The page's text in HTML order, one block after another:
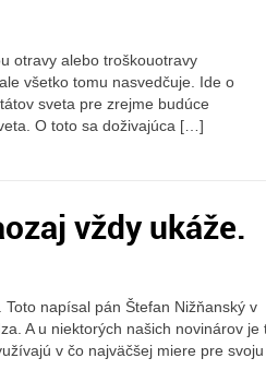
otravy alebo troškouotravy
všetko tomu nasvedčuje. Ide o
sveta pre zrejme budúce
O toto sa doživajúca […]
vždy ukáže.
napísal pán Štefan Nižňanský v
A u niektorých našich novinárov je
v čo najväčšej miere pre svoju